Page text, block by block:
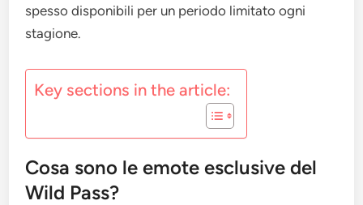
spesso disponibili per un periodo limitato ogni
stagione.
Key sections in the article:
Cosa sono le emote esclusive del
Wild Pass?